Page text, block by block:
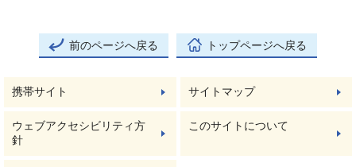
前のページへ戻る トップページへ戻る
携帯サイト サイトマップ
ウェブアクセシビリティ方
針
このサイトについて